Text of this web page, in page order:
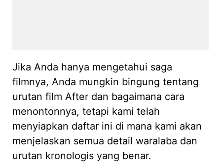
Jika Anda hanya mengetahui saga
filmnya, Anda mungkin bingung tentang
urutan film After dan bagaimana cara
menontonnya, tetapi kami telah
menyiapkan daftar ini di mana kami akan
menjelaskan semua detail waralaba dan
urutan kronologis yang benar.